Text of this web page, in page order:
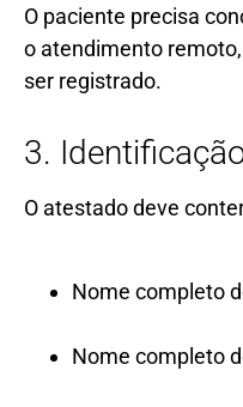
O paciente precisa
o atendimento
ser registrado.
3.
O atestado deve
Nome completo
Nome completo